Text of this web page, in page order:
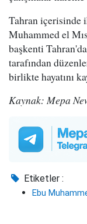
Tahran içerisinde
Muhammed el
başkenti
tarafından
birlikte hayatını
Kaynak: Mepa
Etiketler :
Ebu